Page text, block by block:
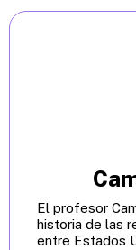
El profesor
historia de las
entre Estados